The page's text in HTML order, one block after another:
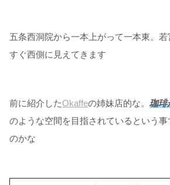
五条西洞院から一本上がって一本東。
すぐ西側に見えてきます
前に紹介したOkaffeの姉妹店的な。 珈琲
のような空間を目指されているという
のかな